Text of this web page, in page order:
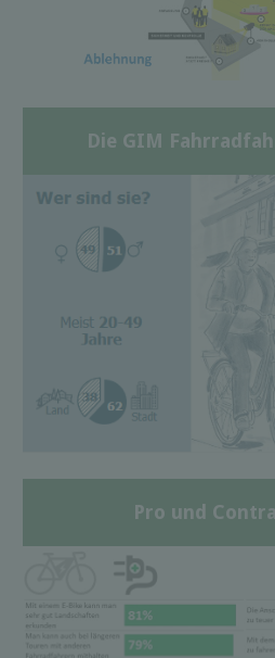
Die GIM
Pro und